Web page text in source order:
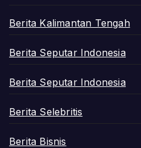
Berita Kalimantan Tengah
Berita Seputar Indonesia
Berita Seputar Indonesia
Berita Selebritis
Berita Bisnis